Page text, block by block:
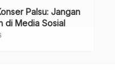
Palsu: Jangan
di Media Sosial